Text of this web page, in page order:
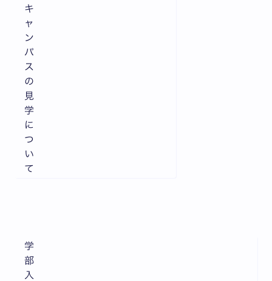
キ
ャ
ン
パ
ス
の
見
学
に
つ
い
て
学
部
入